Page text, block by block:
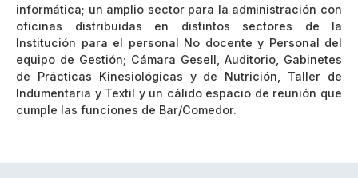
informática; un amplio sector para la administración con
oficinas distribuidas en distintos sectores de la
Institución para el personal No docente y Personal del
equipo de Gestión; Cámara Gesell, Auditorio, Gabinetes
de Prácticas Kinesiológicas y de Nutrición, Taller de
Indumentaria y Textil y un cálido espacio de reunión que
cumple las funciones de Bar/Comedor.